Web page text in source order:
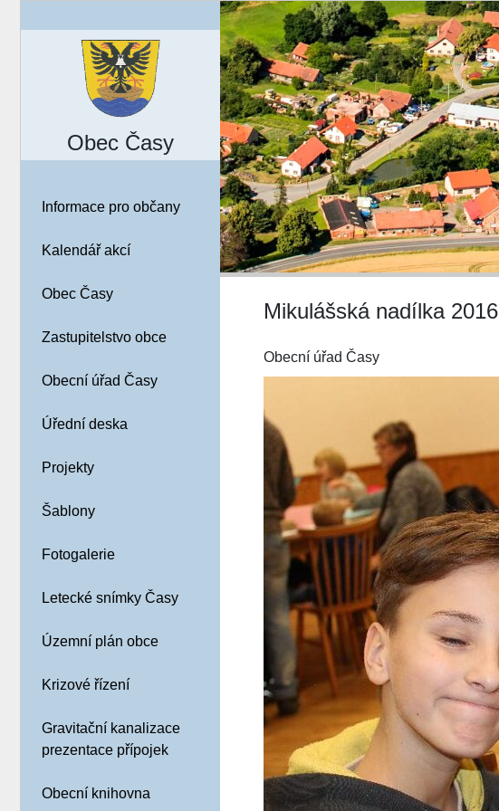
Obec Časy
Informace pro občany
Kalendář akcí
Obec Časy
Zastupitelstvo obce
Obecní úřad Časy
Úřední deska
Projekty
Šablony
Fotogalerie
Letecké snímky Časy
Územní plán obce
Krizové řízení
Gravitační kanalizace
prezentace přípojek
Obecní knihovna
Mikulášská nadílka 2016
Obecní úřad Časy